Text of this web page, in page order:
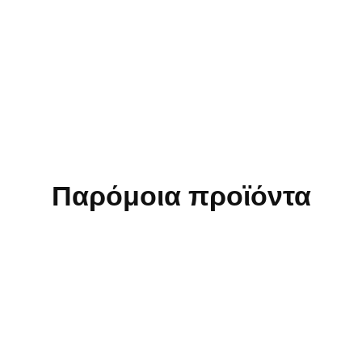
Παρόμοια προϊόντα